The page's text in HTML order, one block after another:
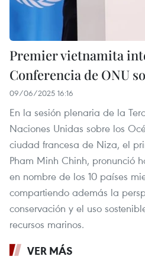
Premier vietnamita
Conferencia de ONU
09/06/2025 16:16
En la sesión plenaria de la
Naciones Unidas sobre los
ciudad francesa de Niza, el
Pham Minh Chinh, pronunció
en nombre de los 10 países
compartiendo además la
conservación y el uso
recursos marinos.
VER MÁS